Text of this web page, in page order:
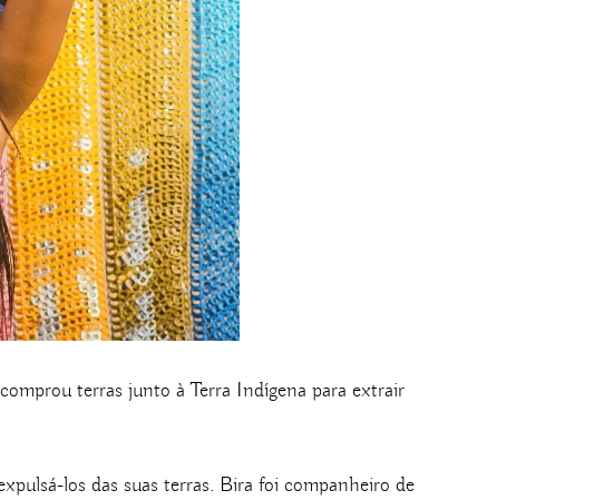
terras junto à Terra Indígena para extrair
los das suas terras. Bira foi companheiro de